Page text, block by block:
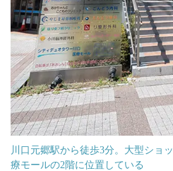
川口元郷駅から徒歩3分。大型ショ
療モールの2階に位置している